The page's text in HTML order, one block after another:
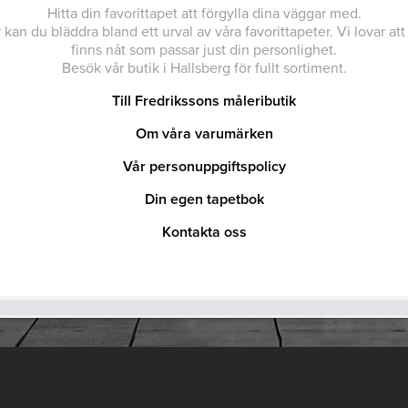
Hitta din favorittapet att förgylla dina väggar med.
kan du bläddra bland ett urval av våra favorittapeter. Vi lovar
finns nåt som passar just din personlighet.
Besök vår butik i Hallsberg för fullt sortiment.
Till Fredrikssons måleributik
Om våra varumärken
Vår personuppgiftspolicy
Din egen tapetbok
Kontakta oss